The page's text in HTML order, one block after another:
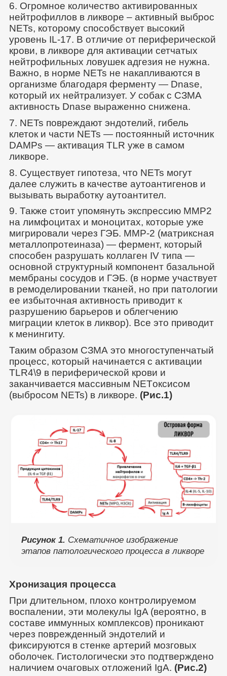
6. Огромное количество активированных
нейтрофиллов в ликворе – активный выброс
NETs, которому способствует высокий
уровень IL-17. В отличие от периферической
крови, в ликворе для активации сетчатых
нейтрофильных ловушек адгезия не нужна.
Важно, в норме NETs не накапливаются в
организме благодаря ферменту — Dnase,
который их нейтрализует. У собак с СЗМА
активность Dnase выраженно снижена.
7. NETs повреждают эндотелий, гибель
клеток и части NETs — постоянный источник
DAMPs — активация TLR уже в самом
ликворе.
8. Существует гипотеза, что NETs могут
далее служить в качестве аутоантигенов и
вызывать выработку аутоантител.
9. Также стоит упомянуть экспрессию ММР2
на лимфоцитах и моноцитах, которые уже
мигрировали через ГЭБ. ММР-2 (матриксная
металлопротеиназа) — фермент, который
способен разрушать коллаген IV типа —
основной структурный компонент базальной
мембраны сосудов и ГЭБ. (в норме участвует
в ремоделировании тканей, но при патологии
ее избыточная активность приводит к
разрушению барьеров и облегчению
миграции клеток в ликвор). Все это приводит
к менингиту.
Таким образом СЗМА это многоступенчатый
процесс, который начинается с активации
TLR4\9 в периферической крови и
заканчивается массивным NETоксисом
(выбросом NETs) в ликворе. (Рис.1)
Рисунок 1. Схематичное изображение
этапов патологического процесса в ликворе
Хронизация процесса
При длительном, плохо контролируемом
воспалении, эти молекулы IgA (вероятно, в
составе иммунных комплексов) проникают
через поврежденный эндотелий и
фиксируются в стенке артерий мозговых
оболочек. Гистологически это подтверждено
наличием очаговых отложений IgA. (Рис.2)